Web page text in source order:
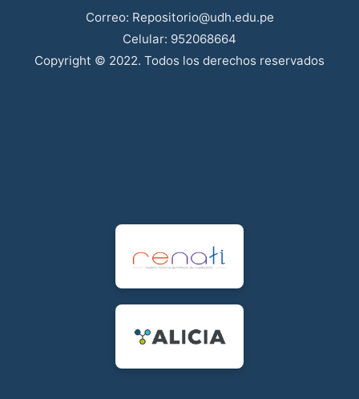
Correo: Repositorio@udh.edu.pe
Celular: 952068664
Copyright © 2022. Todos los derechos reservados